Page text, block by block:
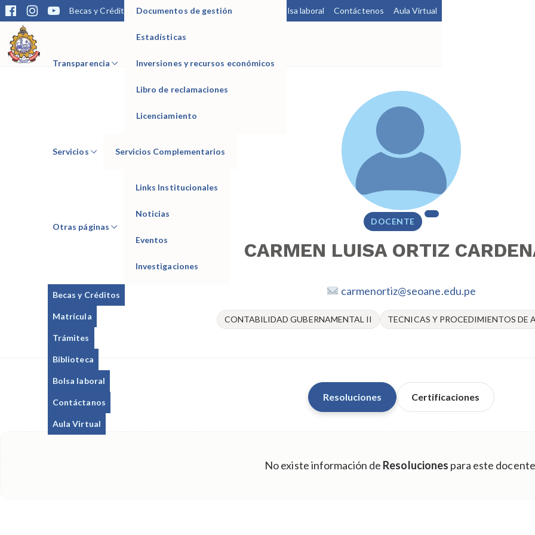
Becas y Créditos Matrícula Trámites Biblioteca Bolsa laboral Contáctenos Aula Virtual
IESTP Manuel Seoane Corrales
Transparencia
Documentos de gestión
Estadísticas
Inversiones y recursos económicos
Libro de reclamaciones
Licenciamiento
Servicios Servicios Complementarios
Otras páginas
Links Institucionales
Noticias
Eventos
Investigaciones
Becas y Créditos
Matrícula
Trámites
Biblioteca
Bolsa laboral
Contáctanos
Aula Virtual
DOCENTE
CARMEN LUISA ORTIZ
carmenortiz@seoane.edu.pe
CONTABILIDAD GUBERNAMENTAL II TECNICAS Y PROCEDIMIENTOS DE
Resoluciones Certificaciones
No existe información de Resoluciones para este